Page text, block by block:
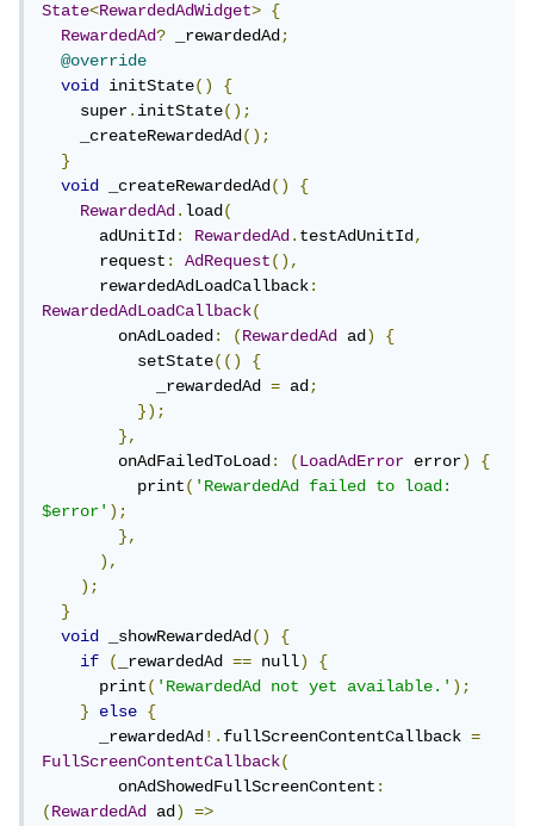
State<RewardedAdWidget>
{
RewardedAd? _rewardedAd;
@override
void initState()
{
super.initState();
_createRewardedAd();
}
void
_createRewardedAd()
{
RewardedAd.load(
adUnitId: RewardedAd.testAdUnitId,
request: AdRequest(),
rewardedAdLoadCallback:
RewardedAdLoadCallback(
onAdLoaded: (RewardedAd ad)
{
setState(()
{
_rewardedAd = ad;
});
},
onAdFailedToLoad: (LoadAdError error)
{
print('RewardedAd failed to load:
$error');
},
),
);
}
void
_showRewardedAd()
{
if
( _rewardedAd == null)
{
print('RewardedAd not yet available.');
}
else
{
_rewardedAd!.fullScreenContentCallback =
FullScreenContentCallback(
onAdShowedFullScreenContent:
(RewardedAd ad) =>